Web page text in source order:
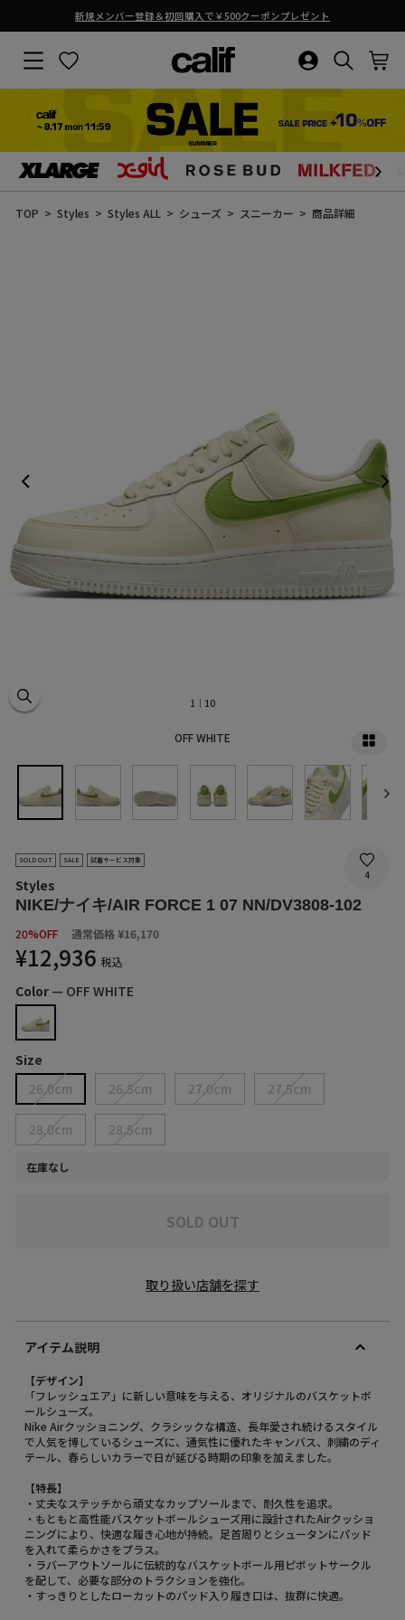
テ
ス
ラ
イ
ョ
ー
を
止
め
る
熊本地震の影響による商品お届けについて
サイトナビゲーション
お気に入り ログイン・新
検索結果
TOP Styles Styles ALL シューズ スニーカー 商品詳細
1 ｜10
OFF WHITE
SOLD OUT SALE 試着サービス対象
4
Styles
NIKE/ナイキ/AIR FORCE 1 07 NN/DV3808-102
20%OFF 通常価格 ¥16,170SALE
¥12,936 税込
Color — OFF WHITE
Size
26.0cm
26.5cm 27.0cm 27.5cm
28.0cm 28.5cm
在庫なし
SOLD OUT
取り扱い店舗を探す
アイテム説明
【デザイン】
「フレッシュエア」に新しい意味を与える、オリジナルのバスケットボ
ールシューズ。
Nike Airクッショニング、クラシックな構造、長年愛され続けるスタイル
で人気を博しているシューズに、通気性に優れたキャンバス、刺繍のディ
テール、春らしいカラーで日が延びる時期の印象を加えました。
【特長】
・丈夫なステッチから頑丈なカップソールまで、耐久性を追求。
・もともと高性能バスケットボールシューズ用に設計されたAirクッショ
ニングにより、快適な履き心地が持続。足首周りとシュータンにパッド
を入れて柔らかさをプラス。
・ラバーアウトソールに伝統的なバスケットボール用ピボットサークル
を配して、必要な部分のトラクションを強化。
・すっきりとしたローカットのパッド入り履き口は、抜群に快適。